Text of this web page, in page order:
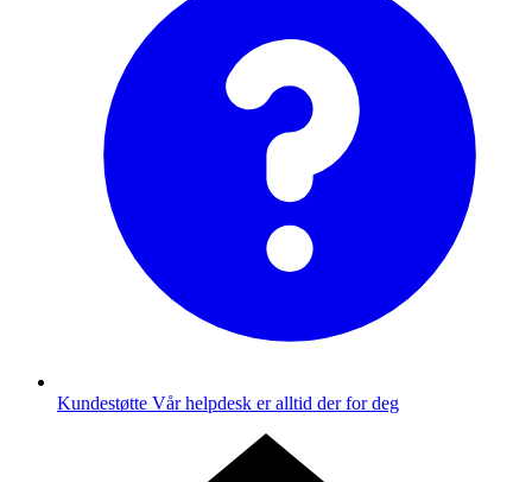
Kundestøtte Vår helpdesk er alltid der for deg